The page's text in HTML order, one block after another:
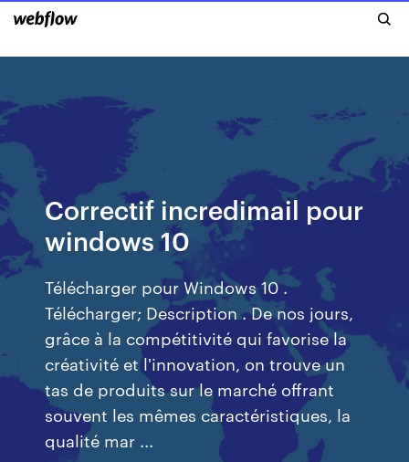
Correctif incredimail pour
windows 10
Télécharger pour Windows 10 .
Télécharger; Description . De nos jours,
grâce à la compétitivité qui favorise la
créativité et l'innovation, on trouve un
tas de produits sur le marché offrant
souvent les mêmes caractéristiques, la
qualité mar ...